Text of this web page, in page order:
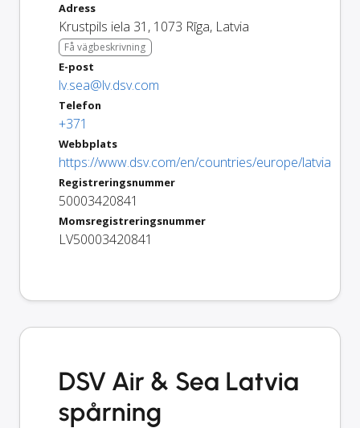
Adress
Krustpils iela 31 , 1073 Rīga, Latvia
Få vägbeskrivning
E-post
lv.sea@lv.dsv.com
Telefon
+371
Webbplats
https://www.dsv.com/en/countries/europe/latvia
Registreringsnummer
50003420841
Momsregistreringsnummer
LV50003420841
DSV Air & Sea Latvia
spårning